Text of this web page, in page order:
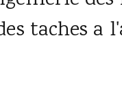
taches a